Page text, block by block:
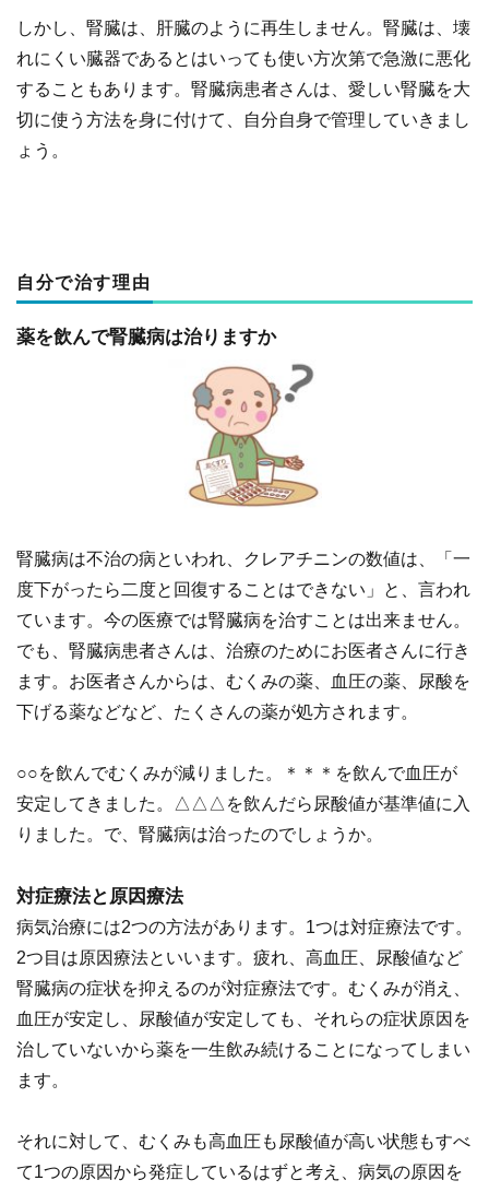
しかし、腎臓は、肝臓のように再生しません。腎臓は、壊
れにくい臓器であるとはいっても使い方次第で急激に悪化
することもあります。腎臓病患者さんは、愛しい腎臓を大
切に使う方法を身に付けて、自分自身で管理していきまし
ょう。
自分で治す理由
薬を飲んで腎臓病は治りますか
腎臓病は不治の病といわれ、クレアチニンの数値は、「一
度下がったら二度と回復することはできない」と、言われ
ています。今の医療では腎臓病を治すことは出来ません。
でも、腎臓病患者さんは、治療のためにお医者さんに行き
ます。お医者さんからは、むくみの薬、血圧の薬、尿酸を
下げる薬などなど、たくさんの薬が処方されます。
○○を飲んでむくみが減りました。＊＊＊を飲んで血圧が
安定してきました。△△△を飲んだら尿酸値が基準値に入
りました。で、腎臓病は治ったのでしょうか。
対症療法と原因療法
病気治療には2つの方法があります。1つは対症療法です。
2つ目は原因療法といいます。疲れ、高血圧、尿酸値など
腎臓病の症状を抑えるのが対症療法です。むくみが消え、
血圧が安定し、尿酸値が安定しても、それらの症状原因を
治していないから薬を一生飲み続けることになってしまい
ます。
それに対して、むくみも高血圧も尿酸値が高い状態もすべ
て1つの原因から発症しているはずと考え、病気の原因を